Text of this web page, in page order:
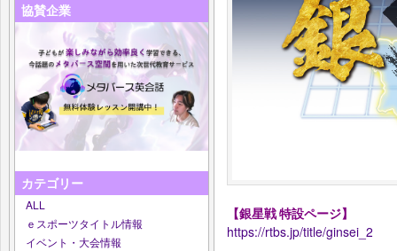
協賛企業
カテゴリー
ALL
ｅスポーツタイトル情報
イベント・大会情報
【銀星戦 特設ページ】
https://rtbs.jp/title/ginsei_2